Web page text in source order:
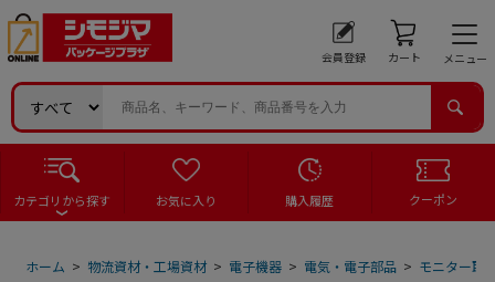
会員登録 カート メニュー
カテゴリから探す お気に入り 購入履歴 クーポン
ホーム > 物流資材・工場資材 > 電子機器 > 電気・電子部品 > モニター取